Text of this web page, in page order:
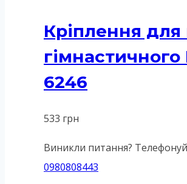
Кріплення для
гімнастичного
6246
533 грн
Виникли питання?
0980808443